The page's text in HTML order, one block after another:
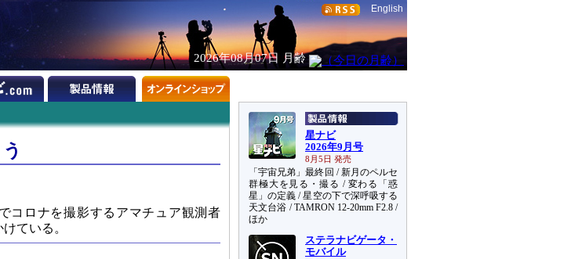
English
2026年08月07日 月齢
コロナを撮影するアマチュア観測者
ている。
星ナビ
2026年9月号
8月5日 発売
「宇宙兄弟」最終回 / 新月のペルセ
群極大を見る・撮る / 変わる「惑
星」の定義 / 星空の下で深呼吸する
天文台浴 / TAMRON 12-20mm F2.8 /
ほか
ステラナビゲータ・
モバイル